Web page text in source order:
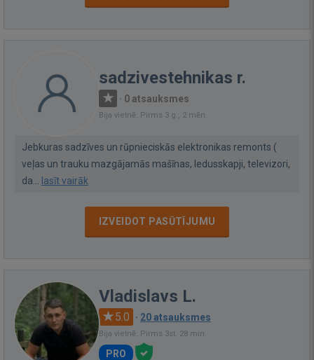
sadzivestehnikas r.
· 0 atsauksmes
Bija vietnē: Pirms 3 g., 2 mēn.
Jebkuras sadzīves un rūpnieciskās elektronikas remonts (
veļas un trauku mazgājamās mašīnas, ledusskapji, televizori,
da... lasīt vairāk
IZVEIDOT PASŪTĪJUMU
Vladislavs L.
5.0 · 20 atsauksmes
Bija vietnē: Pirms 3st. 28 min.
PRO